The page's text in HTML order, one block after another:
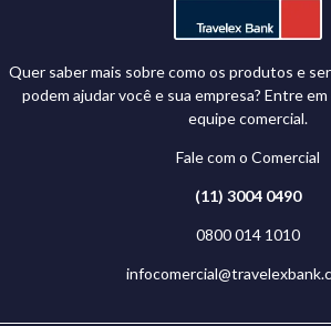
Quer saber mais sobre como os produtos e
podem ajudar você e sua empresa? Entre
equipe comercial.
Fale com o Comercial
(11) 3004 0490
0800 014 1010